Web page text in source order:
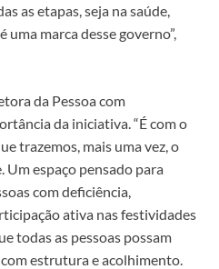
as etapas, seja na saúde,
uma marca desse governo”,
da Pessoa com
da iniciativa. “É com o
trazemos, mais uma vez, o
Um espaço pensado para
com deficiência,
ativa nas festividades
todas as pessoas possam
estrutura e acolhimento.